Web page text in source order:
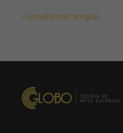
« Entradas más antiguas